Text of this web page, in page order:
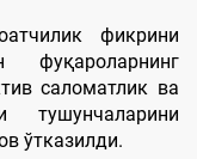
фикрини
саломатлик ва
тушунчаларини
ўтказилди.